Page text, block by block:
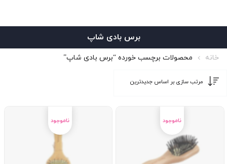
برس بادی شاپ
خانه محصولات برچسب خورده “برس بادی شاپ”